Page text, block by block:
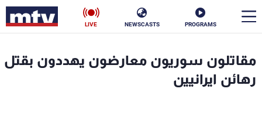
PROGRAMS
NEWSCASTS
LIVE
مقاتلون سوريون معارضون يهددون بقتل
رهائن ايرانيين
الأخبار